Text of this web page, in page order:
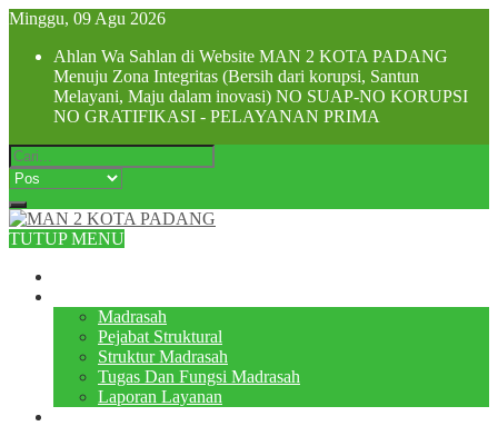
Minggu, 09 Agu 2026
Ahlan Wa Sahlan di Website MAN 2 KOTA PADANG
Menuju Zona Integritas (Bersih dari korupsi, Santun
Melayani, Maju dalam inovasi) NO SUAP-NO KORUPSI
NO GRATIFIKASI - PELAYANAN PRIMA
TUTUP MENU
Madrasah
Pejabat Struktural
Struktur Madrasah
Tugas Dan Fungsi Madrasah
Laporan Layanan